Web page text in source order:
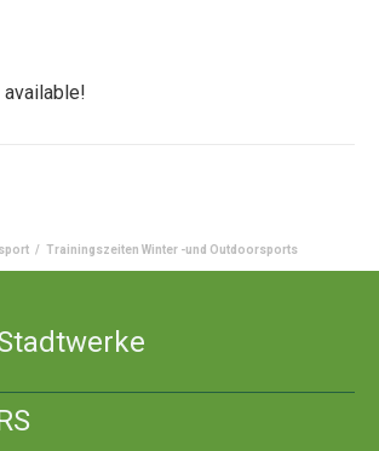
available!
/ Trainingszeiten Winter -und Outdoorsports